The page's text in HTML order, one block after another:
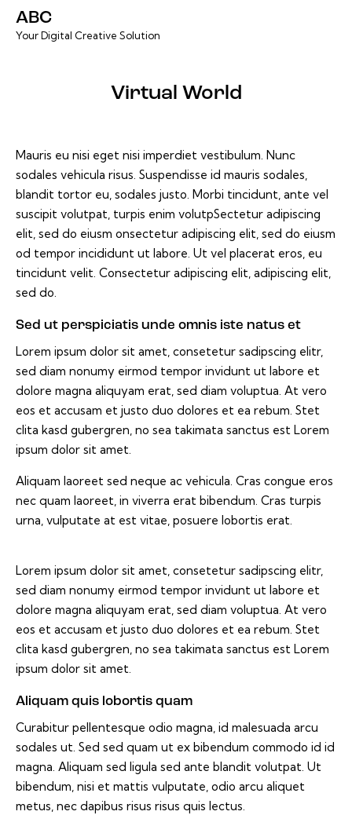
ABC
Your Digital Creative Solution
Virtual World
Mauris eu nisi eget nisi imperdiet vestibulum. Nunc
sodales vehicula risus. Suspendisse id mauris sodales,
blandit tortor eu, sodales justo. Morbi tincidunt, ante vel
suscipit volutpat, turpis enim volutpSectetur adipiscing
elit, sed do eiusm onsectetur adipiscing elit, sed do eiusm
od tempor incididunt ut labore. Ut vel placerat eros, eu
tincidunt velit. Consectetur adipiscing elit, adipiscing elit,
sed do.
Sed ut perspiciatis unde omnis iste natus et
Lorem ipsum dolor sit amet, consetetur sadipscing elitr,
sed diam nonumy eirmod tempor invidunt ut labore et
dolore magna aliquyam erat, sed diam voluptua. At vero
eos et accusam et justo duo dolores et ea rebum. Stet
clita kasd gubergren, no sea takimata sanctus est Lorem
ipsum dolor sit amet.
Aliquam laoreet sed neque ac vehicula. Cras congue eros
nec quam laoreet, in viverra erat bibendum. Cras turpis
urna, vulputate at est vitae, posuere lobortis erat.
Lorem ipsum dolor sit amet, consetetur sadipscing elitr,
sed diam nonumy eirmod tempor invidunt ut labore et
dolore magna aliquyam erat, sed diam voluptua. At vero
eos et accusam et justo duo dolores et ea rebum. Stet
clita kasd gubergren, no sea takimata sanctus est Lorem
ipsum dolor sit amet.
Aliquam quis lobortis quam
Curabitur pellentesque odio magna, id malesuada arcu
sodales ut. Sed sed quam ut ex bibendum commodo id id
magna. Aliquam sed ligula sed ante blandit volutpat. Ut
bibendum, nisi et mattis vulputate, odio arcu aliquet
metus, nec dapibus risus risus quis lectus.